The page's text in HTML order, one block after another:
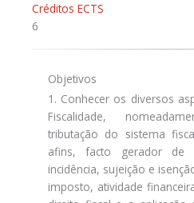
Créditos ECTS
6
Objetivos
1. Conhecer os diversos
Fiscalidade,
tributação do sistema
afins, facto gerador de
incidência, sujeição e
imposto, atividade